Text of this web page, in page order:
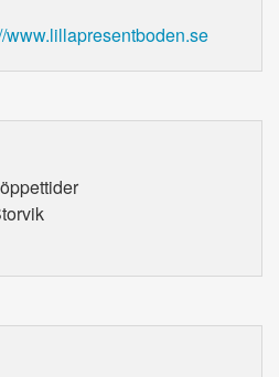
www.lillapresentboden.se